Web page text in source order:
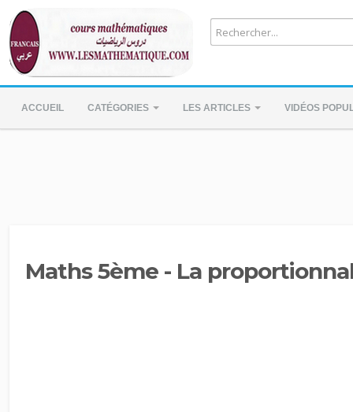
ACCUEIL CATÉGORIES LES ARTICLES VIDÉOS
Maths 5ème - La